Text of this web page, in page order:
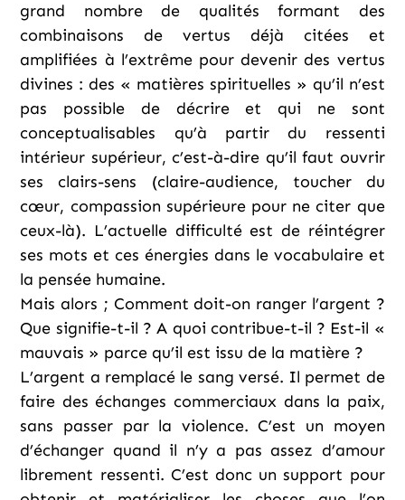
grand nombre de qualités formant des
combinaisons de vertus déjà citées et
amplifiées à l’extrême pour devenir des vertus
divines : des « matières spirituelles » qu’il n’est
pas possible de décrire et qui ne sont
conceptualisables qu’à partir du ressenti
intérieur supérieur, c’est-à-dire qu’il faut ouvrir
ses clairs-sens (claire-audience, toucher du
cœur, compassion supérieure pour ne citer que
ceux-là). L’actuelle difficulté est de réintégrer
ses mots et ces énergies dans le vocabulaire et
la pensée humaine.
Mais alors ; Comment doit-on ranger l’argent ?
Que signifie-t-il ? A quoi contribue-t-il ? Est-il «
mauvais » parce qu’il est issu de la matière ?
L’argent a remplacé le sang versé. Il permet de
faire des échanges commerciaux dans la paix,
sans passer par la violence. C’est un moyen
d’échanger quand il n’y a pas assez d’amour
librement ressenti. C’est donc un support pour